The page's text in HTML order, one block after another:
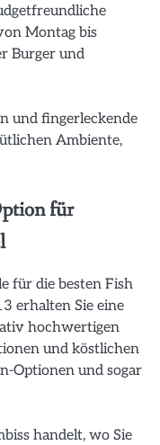
Montag bis
Burger und
und fingerleckende
Ambiente,
für
für die besten Fish
erhalten Sie eine
hochwertigen
und köstlichen
Optionen und sogar
handelt, wo Sie